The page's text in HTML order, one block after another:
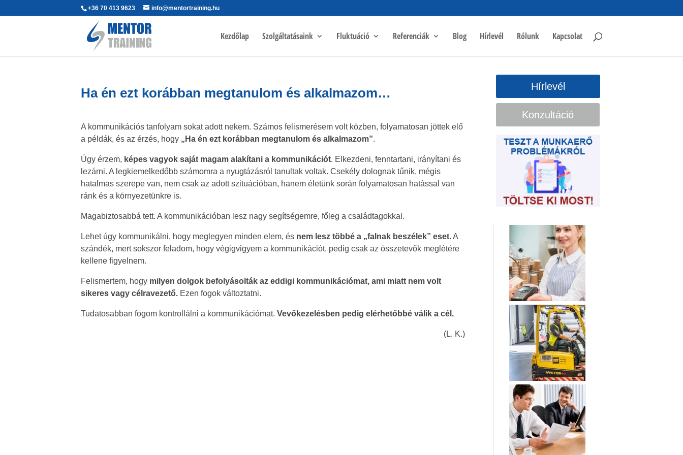
+36 70 413 9623 info@mentortraining.hu
Kezdőlap Szolgáltatásaink Fluktuáció Referenciák Blog Hírlevél Rólunk Kapcsolat
Ha én ezt korábban megtanulom és alkalmazom…
A kommunikációs tanfolyam sokat adott nekem. Számos felismerésem volt közben, folyamatosan jöttek elő
a példák, és az érzés, hogy„Ha én ezt korábban megtanulom és alkalmazom”.
Úgy érzem, képes vagyok saját magam alakítani a kommunikációt. Elkezdeni, fenntartani, irányítani és
lezárni. A legkiemelkedőbb számomra a nyugtázásról tanultak voltak. Csekély dolognak tűnik, mégis
hatalmas szerepe van, nem csak az adott szituációban, hanem életünk során folyamatosan hatással van
ránk és a környezetünkre is.
Magabiztosabbá tett. A kommunikációban lesz nagy segítségemre, főleg a családtagokkal.
Lehet úgy kommunikálni, hogy meglegyen minden elem, és nem lesz többé a „falnak beszélek” eset. A
szándék, mert sokszor feladom, hogy végigvigyem a kommunikációt, pedig csak az összetevők meglétére
kellene figyelnem.
Felismertem, hogy milyen dolgok befolyásolták az eddigi kommunikációmat, ami miatt nem volt
sikeres vagy célravezető.Ezen fogok változtatni.
Tudatosabban fogom kontrollálni a kommunikációmat. Vevőkezelésben pedig elérhetőbbé válik a cél.
(L. K.)
Hírlevél
Konzultáció